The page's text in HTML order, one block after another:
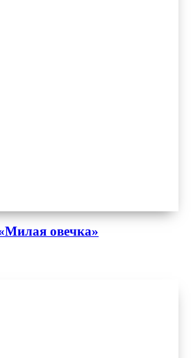
овечка»